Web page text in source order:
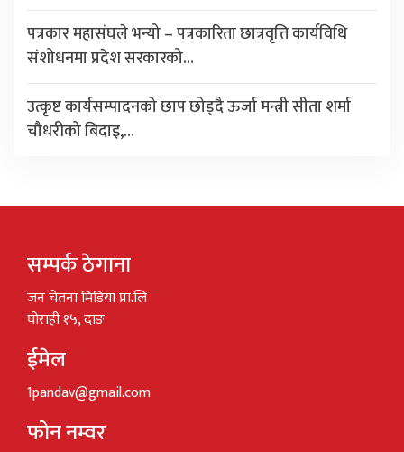
पत्रकार महासंघले भन्यो – पत्रकारिता छात्रवृत्ति कार्यविधि
संशोधनमा प्रदेश सरकारको…
उत्कृष्ट कार्यसम्पादनको छाप छोड्दै ऊर्जा मन्त्री सीता शर्मा
चौधरीको बिदाइ,…
सम्पर्क ठेगाना
जन चेतना मिडिया प्रा.लि
घोराही १५, दाङ
ईमेल
1pandav@gmail.com
फोन नम्वर